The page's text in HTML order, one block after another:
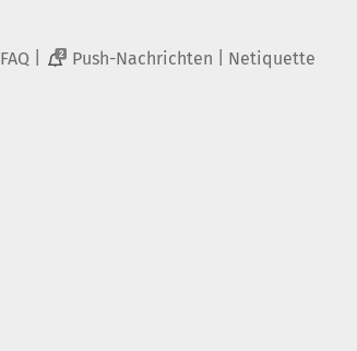
FAQ 2 Push-Nachrichten Netiquette